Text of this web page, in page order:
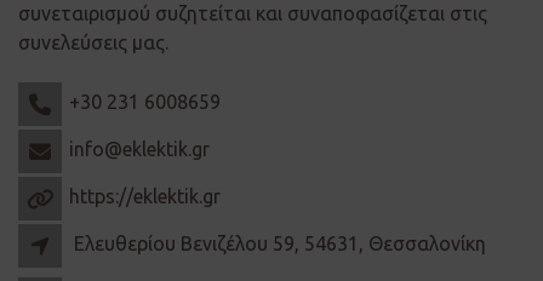
συνεταιρισμού συζητείται και συναποφασίζεται στις
συνελεύσεις μας.
+30 231 6008659
info@eklektik.gr
https://eklektik.gr
Ελευθερίου Βενιζέλου 59, 54631, Θεσσαλονίκη